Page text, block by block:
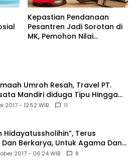
Kepastian Pendanaan
Pesantren Jadi Sorotan di
MK, Pemohon Nilai
Umroh Resah, Travel PT.
Mandiri diduga Tipu Hingga
2017 - 12:52 WIB 11
Hidayatussholihin”, Terus
Berkarya, Untuk Agama Dan
2017 - 06:24 WIB 8